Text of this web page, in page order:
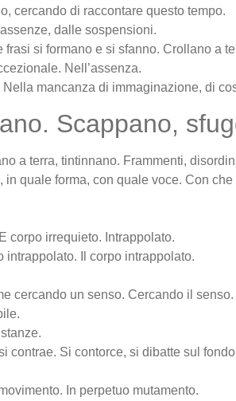
cercando di raccontare questo tempo.
dalle sospensioni.
si formano e si sfanno. Crollano a
Nell’assenza.
mancanza di immaginazione, di
Scappano,
a terra, tintinnano. Frammenti,
quale forma, con quale voce. Con che
corpo irrequieto. Intrappolato.
intrappolato. Il corpo intrappolato.
cercando un senso. Cercando il
contrae. Si contorce, si dibatte sul
In perpetuo mutamento.